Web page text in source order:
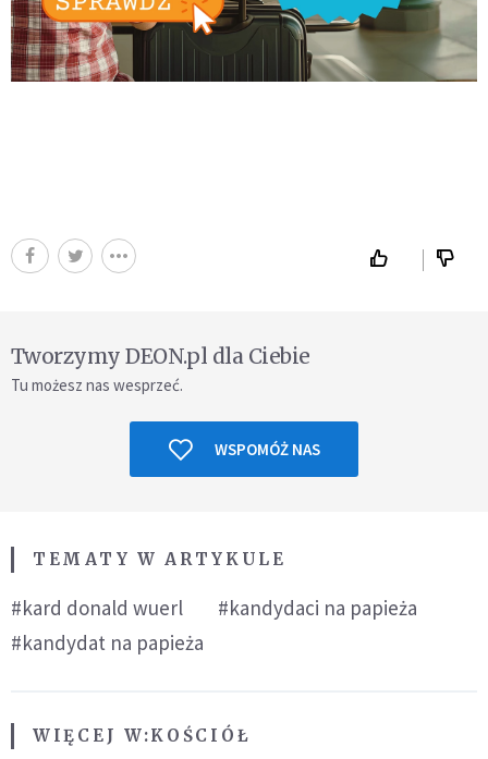
Tworzymy DEON.pl dla Ciebie
Tu możesz nas wesprzeć.
WSPOMÓŻ NAS
TEMATY W ARTYKULE
#kard donald wuerl
#kandydaci na papieża
#kandydat na papieża
WIĘCEJ W:KOŚCIÓŁ